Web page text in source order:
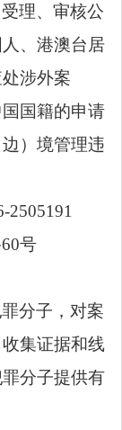
理、审核公
、港澳台居
涉外案
国籍的申请
）境管理违
号
分子，对案
集证据和线
分子提供有